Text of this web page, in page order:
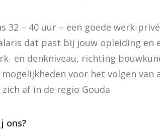
32 – 40 uur – een goede werk-
dat past bij jouw opleiding en
en denkniveau, richting
voor het volgen van
zich af in de regio Gouda
ons?